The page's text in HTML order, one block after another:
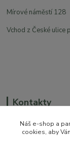
Mírové náměstí 128
Vchod z České ulice
Kontakty
Náš e-shop a
cookies, aby